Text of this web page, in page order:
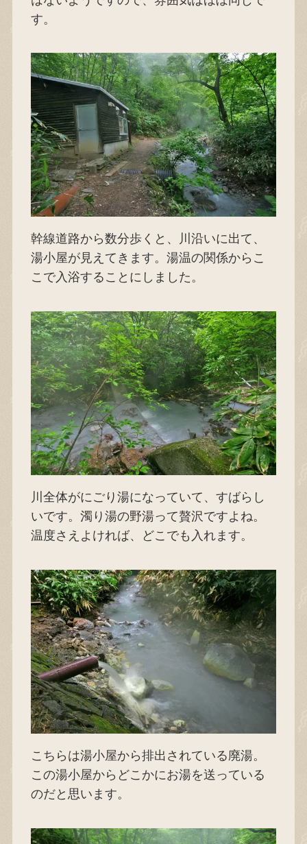
す。
幹線道路から数分歩くと、川沿いに出て、
湯小屋が見えてきます。湯温の関係からこ
こで入浴することにしました。
川全体がにごり湯になっていて、すばらし
いです。濁り湯の野湯って贅沢ですよね。
温度さえよければ、どこでも入れます。
こちらは湯小屋から排出されている廃湯。
この湯小屋からどこかにお湯を送っている
のだと思います。